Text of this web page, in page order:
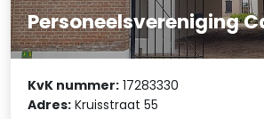
Personeelsvereniging
KvK nummer: 17283330
Adres: Kruisstraat 55